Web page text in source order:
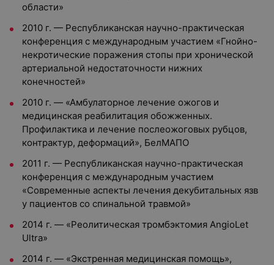
области»
2010 г. — Республиканская научно-практическая
конференция с международным участием «Гнойно-
некротические поражения стопы при хронической
артериальной недостаточности нижних
конечностей»
2010 г. — «Амбулаторное лечение ожогов и
медицинская реабилитация обожженных.
Профилактика и лечение послеожоговых рубцов,
контрактур, деформаций», БелМАПО
2011 г. — Республиканская научно-практическая
конференция с международным участием
«Современные аспекты лечения декубитальных язв
у пациентов со спинальной травмой»
2014 г. — «Реолитическая тромбэктомия AngioLet
Ultra»
2014 г. — «Экстренная медицинская помощь»,